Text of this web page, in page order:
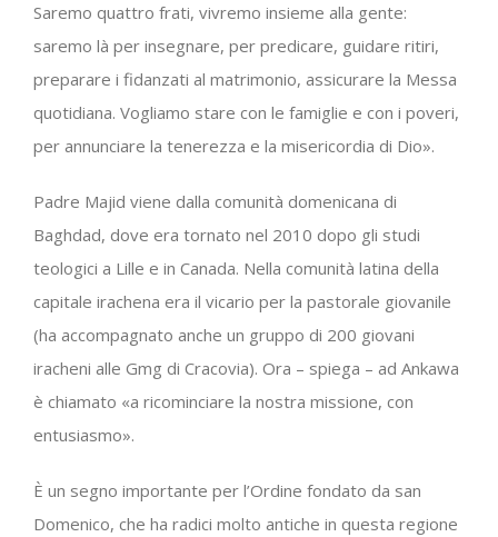
Saremo quattro frati, vivremo insieme alla gente:
saremo là per insegnare, per predicare, guidare ritiri,
preparare i fidanzati al matrimonio, assicurare la Messa
quotidiana. Vogliamo stare con le famiglie e con i poveri,
per annunciare la tenerezza e la misericordia di Dio».
Padre Majid viene dalla comunità domenicana di
Baghdad, dove era tornato nel 2010 dopo gli studi
teologici a Lille e in Canada. Nella comunità latina della
capitale irachena era il vicario per la pastorale giovanile
(ha accompagnato anche un gruppo di 200 giovani
iracheni alle Gmg di Cracovia). Ora – spiega – ad Ankawa
è chiamato «a ricominciare la nostra missione, con
entusiasmo».
È un segno importante per l’Ordine fondato da san
Domenico, che ha radici molto antiche in questa regione